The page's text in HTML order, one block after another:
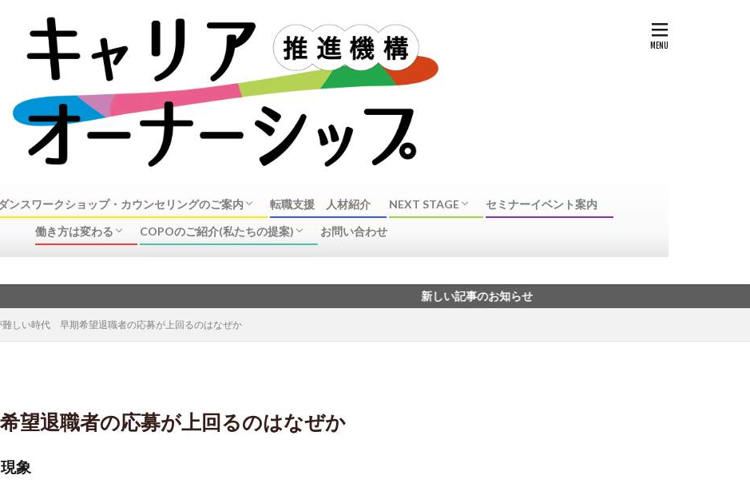
ンスワークショップ・カウンセリングのご案内
リアオーナーシップ・ガイダンスワークショップ
カウンセリングのご案内
ンセリング事例
ンセラーについて
転職支援 人材紹介 NEXT STAGE
セミナーイベント案内
働き方は変わる
COPOのご紹介(私たちの提案) お問い合わせ
新しい記事のお知らせ
難しい時代 早期希望退職者の応募が上回るのはなぜか
望退職者の応募が上回るのはなぜか
象